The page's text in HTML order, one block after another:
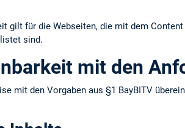
gilt für die Webseiten, die mit dem
sind.
mit den
mit den Vorgaben aus §1 BayBITV